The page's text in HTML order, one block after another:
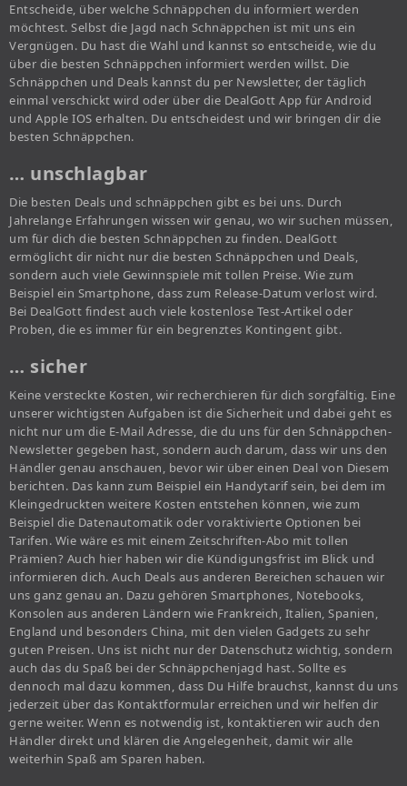
Entscheide, über welche Schnäppchen du informiert werden
möchtest. Selbst die Jagd nach Schnäppchen ist mit uns ein
Vergnügen. Du hast die Wahl und kannst so entscheide, wie du
über die besten Schnäppchen informiert werden willst. Die
Schnäppchen und Deals kannst du per Newsletter, der täglich
einmal verschickt wird oder über die DealGott App für Android
und Apple IOS erhalten. Du entscheidest und wir bringen dir die
besten Schnäppchen.
… unschlagbar
Die besten Deals und schnäppchen gibt es bei uns. Durch
Jahrelange Erfahrungen wissen wir genau, wo wir suchen müssen,
um für dich die besten Schnäppchen zu finden. DealGott
ermöglicht dir nicht nur die besten Schnäppchen und Deals,
sondern auch viele Gewinnspiele mit tollen Preise. Wie zum
Beispiel ein Smartphone, dass zum Release-Datum verlost wird.
Bei DealGott findest auch viele kostenlose Test-Artikel oder
Proben, die es immer für ein begrenztes Kontingent gibt.
… sicher
Keine versteckte Kosten, wir recherchieren für dich sorgfältig. Eine
unserer wichtigsten Aufgaben ist die Sicherheit und dabei geht es
nicht nur um die E-Mail Adresse, die du uns für den Schnäppchen-
Newsletter gegeben hast, sondern auch darum, dass wir uns den
Händler genau anschauen, bevor wir über einen Deal von Diesem
berichten. Das kann zum Beispiel ein Handytarif sein, bei dem im
Kleingedruckten weitere Kosten entstehen können, wie zum
Beispiel die Datenautomatik oder voraktivierte Optionen bei
Tarifen. Wie wäre es mit einem Zeitschriften-Abo mit tollen
Prämien? Auch hier haben wir die Kündigungsfrist im Blick und
informieren dich. Auch Deals aus anderen Bereichen schauen wir
uns ganz genau an. Dazu gehören Smartphones, Notebooks,
Konsolen aus anderen Ländern wie Frankreich, Italien, Spanien,
England und besonders China, mit den vielen Gadgets zu sehr
guten Preisen. Uns ist nicht nur der Datenschutz wichtig, sondern
auch das du Spaß bei der Schnäppchenjagd hast. Sollte es
dennoch mal dazu kommen, dass Du Hilfe brauchst, kannst du uns
jederzeit über das Kontaktformular erreichen und wir helfen dir
gerne weiter. Wenn es notwendig ist, kontaktieren wir auch den
Händler direkt und klären die Angelegenheit, damit wir alle
weiterhin Spaß am Sparen haben.